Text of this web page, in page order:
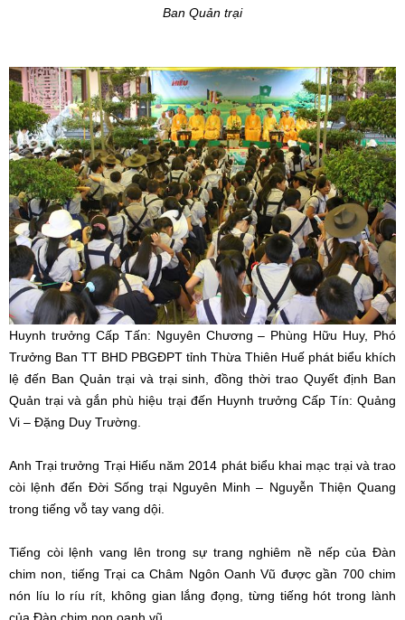
Ban Quản trại
Huynh trưởng Cấp Tấn: Nguyên Chương – Phùng Hữu Huy, Phó
Trưởng Ban TT BHD PBGĐPT tỉnh Thừa Thiên Huế phát biểu khích
lệ đến Ban Quản trại và trại sinh, đồng thời trao Quyết định Ban
Quản trại và gắn phù hiệu trại đến Huynh trưởng Cấp Tín: Quảng
Vi – Đặng Duy Trường.
Anh Trại trưởng Trại Hiếu năm 2014 phát biểu khai mạc trại và trao
còi lệnh đến Đời Sống trại Nguyên Minh – Nguyễn Thiện Quang
trong tiếng vỗ tay vang dội.
Tiếng còi lệnh vang lên trong sự trang nghiêm nề nếp của Đàn
chim non, tiếng Trại ca Châm Ngôn Oanh Vũ được gần 700 chim
nón líu lo ríu rít, không gian lắng đọng, từng tiếng hót trong lành